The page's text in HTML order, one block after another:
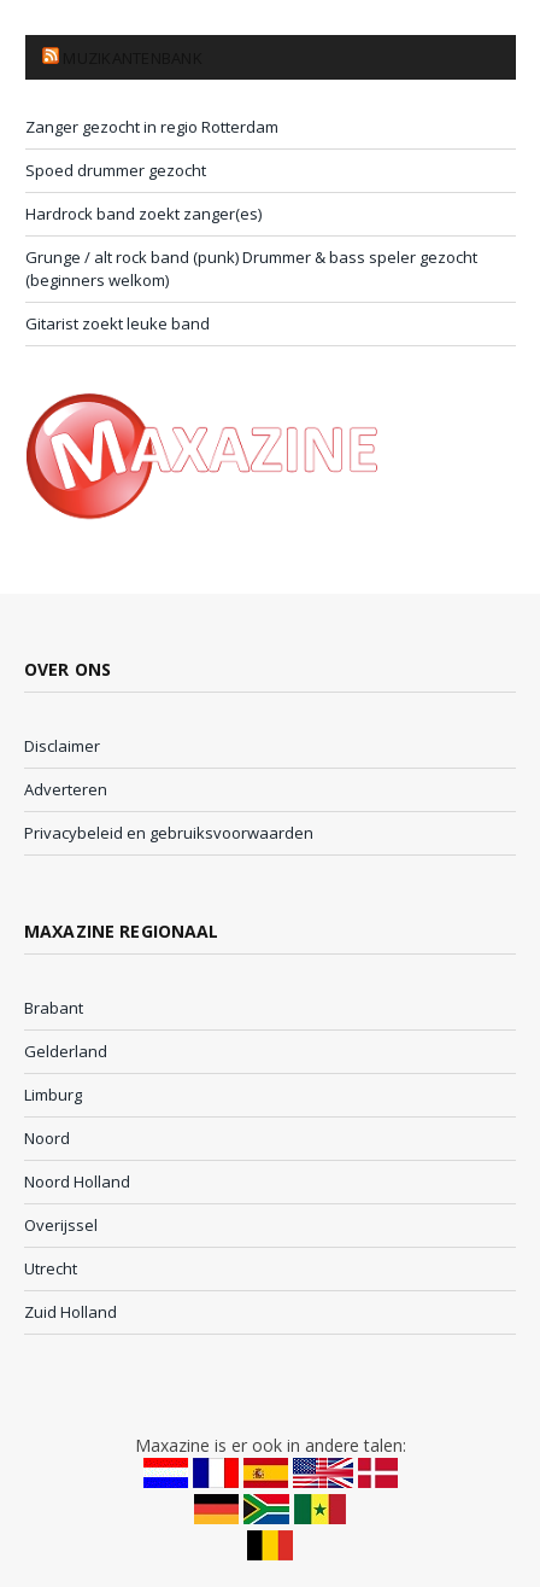
Zanger gezocht in regio Rotterdam
Spoed drummer gezocht
Hardrock band zoekt zanger(es)
Grunge / alt rock band (punk) Drummer & bass speler gezocht
(beginners welkom)
Gitarist zoekt leuke band
OVER ONS
Disclaimer
Adverteren
Privacybeleid en gebruiksvoorwaarden
MAXAZINE REGIONAAL
Brabant
Gelderland
Limburg
Noord
Noord Holland
Overijssel
Utrecht
Zuid Holland
Maxazine is er ook in andere talen: